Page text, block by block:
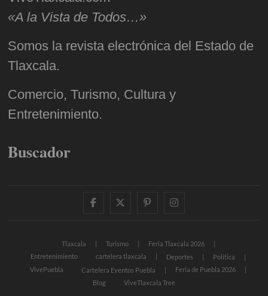
«A la Vista de Todos…»
Somos la revista electrónica del Estado de
Tlaxcala.
Comercio, Turismo, Cultura y
Entretenimiento.
Buscador
facebooktwitter
pinterestinstagram
Tlaxcala Turismo
Feria Tlaxcala 2026
Entretenimiento
cartelera tlaxcala Deportes
Política
VivePuebla
Cartelera Eventos Puebla
Feria de Puebla 2026
Blog
ViveTlaxcala Tree